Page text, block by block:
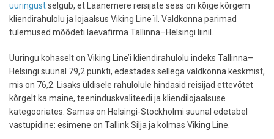
uuringustselgub, et Läänemere reisijate seas on kõige kõrgem
kliendirahulolu ja lojaalsus Viking Line´il. Valdkonna parimad
tulemused mõõdeti laevafirma Tallinna–Helsingi liinil.
Uuringu kohaselt on Viking Line’i kliendirahulolu indeks Tallinna–
Helsingi suunal 79,2 punkti, edestades sellega valdkonna keskmist,
mis on 76,2. Lisaks üldisele rahulolule hindasid reisijad ettevõtet
kõrgelt ka maine, teeninduskvaliteedi ja kliendilojaalsuse
kategooriates. Samas on Helsingi-Stockholmi suunal edetabel
vastupidine: esimene on Tallink Silja ja kolmas Viking Line.